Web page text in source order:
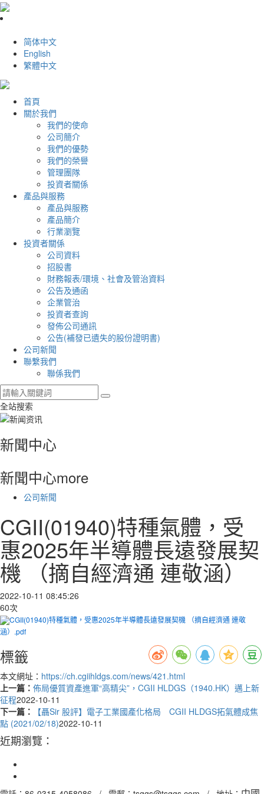
简体中文
English
繁體中文
首頁
關於我們
我們的使命
公司簡介
我們的優勢
我們的榮譽
管理團隊
投資者關係
產品與服務
產品與服務
產品簡介
行業瀏覽
投資者關係
公司資料
招股書
財務報表/環境、社會及管治資料
公告及通函
企業管治
投資者查詢
發佈公司通訊
公告(補發已遺失的股份證明書)
公司新聞
聯繫我們
聯係我們
全站搜索
新聞中心
新聞中心more
公司新聞
CGII(01940)特種氣體，受
惠2025年半導體長遠發展契
機 （摘自經濟通 連敬涵）
2022-10-11 08:45:26
60次
CGII(01940)特種氣體，受惠2025年半導體長遠發展契機 （摘自經濟通 連敬
涵）.pdf
標籤
本文網址： https://ch.cgiihldgs.com/news/421.html
上一篇： 佈局優質資產進軍“高精尖”，CGII HLDGS（1940.HK）邁上新
征程2022-10-11
下一篇：
【聶Sir 股評】電子工業國產化格局 CGII HLDGS拓氣體成焦
點 (2021/02/18)2022-10-11
近期瀏覽：